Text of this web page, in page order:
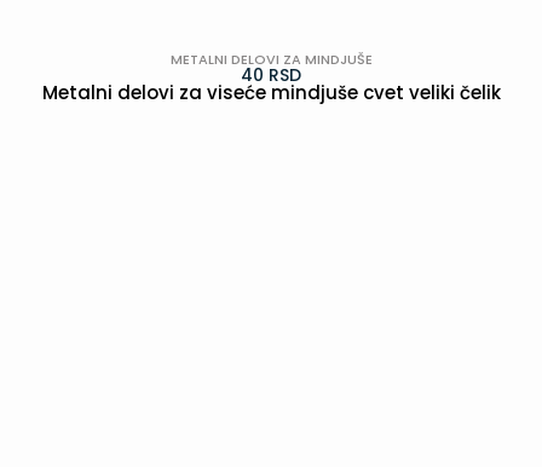
METALNI DELOVI ZA MINDJUŠE
40 RSD
Metalni delovi za viseće mindjuše cvet veliki čelik